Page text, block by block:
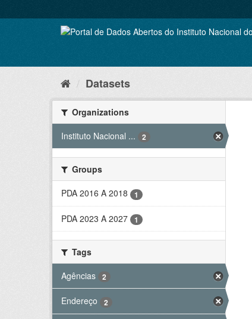
to
Datasets
Organizations
Instituto Nacional ...
2
Groups
PDA 2016 A 2018
1
PDA 2023 A 2027 1
Tags
Agências
2
Endereço 2